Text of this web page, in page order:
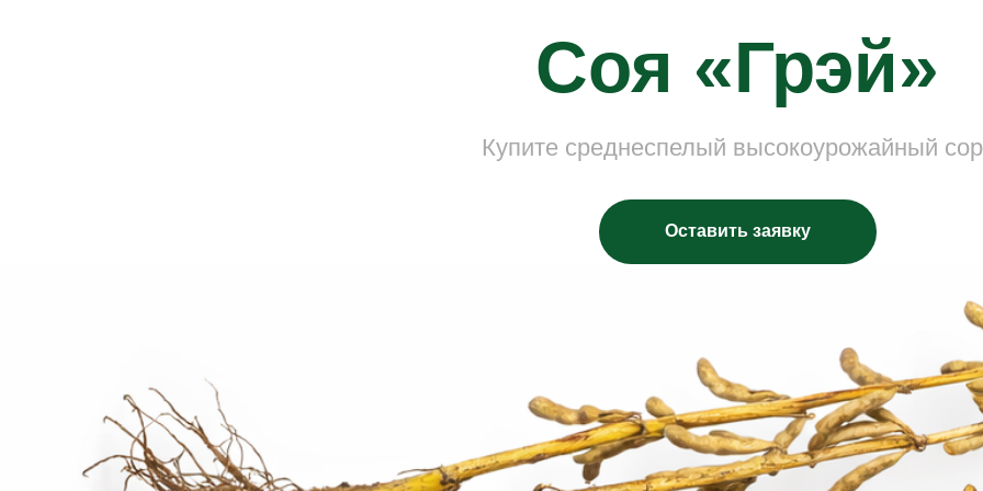
Соя «Грэй»
Купите среднеспелый высокоурожайный
Оставить заявку